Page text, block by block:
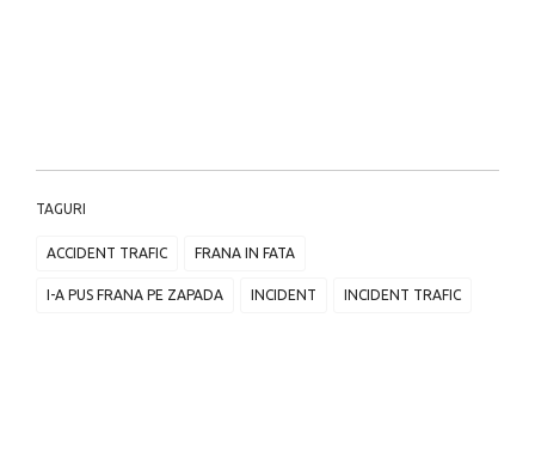
TAGURI
ACCIDENT TRAFIC FRANA IN FATA
I-A PUS FRANA PE ZAPADA INCIDENT INCIDENT TRAFIC